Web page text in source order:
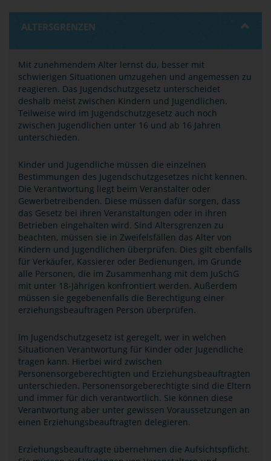
ALTERSGRENZEN
Mit zunehmendem Alter lernst du, besser mit
schwierigen Situationen umzugehen und angemessen zu
reagieren. Das Jugendschutzgesetz unterscheidet
deshalb meist zwischen Kindern und Jugendlichen.
Teilweise wird im Jugendschutzgesetz auch noch
zwischen Jugendlichen unter 16 und ab 16 Jahren
unterschieden.
Kinder und Jugendliche müssen die einzelnen
Bestimmungen des Jugendschutzgesetzes nicht kennen.
Die Verantwortung liegt beim Veranstalter oder
Gewerbetreibenden. Diese müssen dafür sorgen, dass
das Gesetz bei ihren Veranstaltungen oder in ihren
Betrieben eingehalten wird. Sind Altersgrenzen zu
beachten, müssen sie in Zweifelsfällen das Alter von
Kindern und Jugendlichen überprüfen. Dies gilt ebenfalls
für Verkäufer, Kassierer oder Bedienungen, im Grunde
alle Personen, die im Zusammenhang mit dem JuSchG
mit unter 18-Jährigen konfrontiert werden. Außerdem
müssen sie gegebenenfalls die Berechtigung einer
erziehungsbeauftragen Person überprüfen.
Im Jugendschutzgesetz ist geregelt, wer in welchen
Situationen Verantwortung für Kinder oder Jugendliche
tragen kann. Hierbei wird zwischen
Personensorgeberechtigten und Erziehungsbeauftragten
unterschieden. Personensorgeberechtigte sind die Eltern
und immer für dich verantwortlich. Sie können diese
Verantwortung aber unter gewissen Voraussetzungen an
einen Erziehungsbeauftragten delegieren.
Erziehungsbeauftragte übernehmen die Aufsichtspflicht.